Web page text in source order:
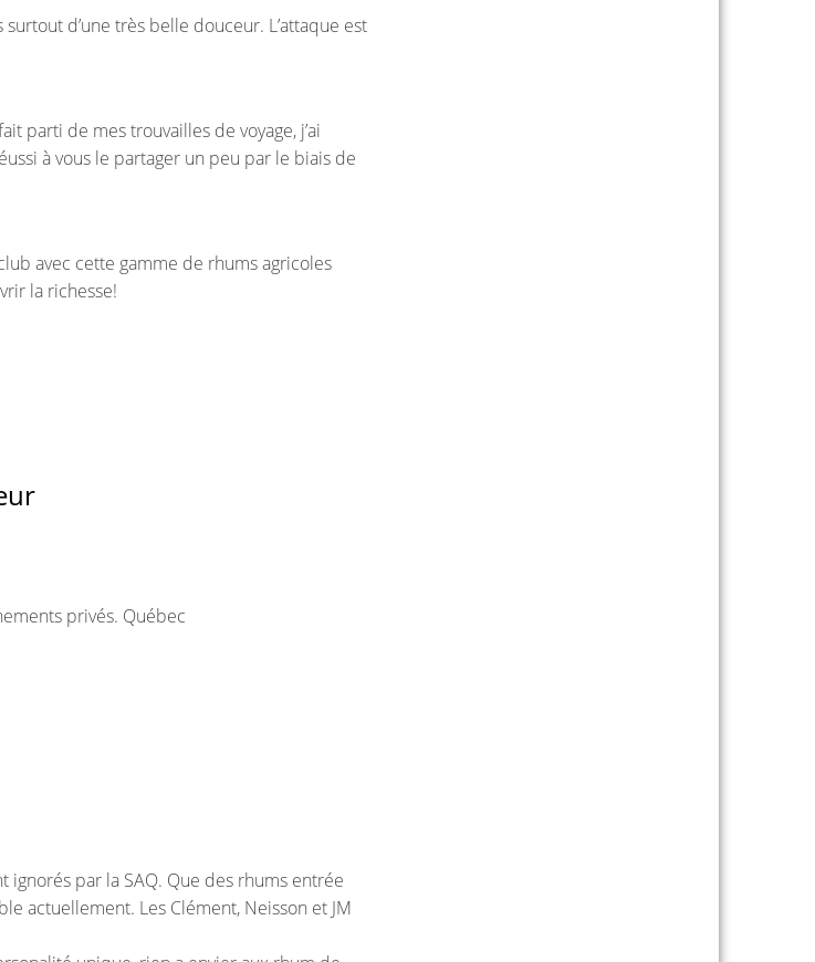
d’une très belle douceur. L’attaque est
parti de mes trouvailles de voyage, j’ai
à vous le partager un peu par le biais de
avec cette gamme de rhums agricoles
la richesse!
privés. Québec
par la SAQ. Que des rhums entrée
actuellement. Les Clément, Neisson et JM